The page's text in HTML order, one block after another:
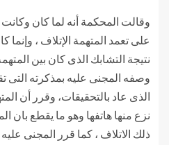
وقالت المحكمة أنه لما كان
على تعمد المتهمة الإتلاف ،
نتيجة التشابك الذى كان بين
وصفه المجنى عليه بمذكرته التى
الذى عاد بالتحقيقات، وقرر أن
نزع منها هاتفها وهو ما يقطع بان
ذلك الاتلاف ، كما قرر المجنى